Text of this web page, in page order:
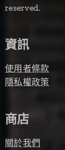
reserved.
資訊
使用者條款
隱私權政策
商店
關於我們